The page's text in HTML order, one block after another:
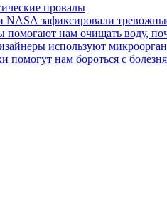
провалы
NASA зафиксировали
нам очищать воду,
используют
нам бороться с